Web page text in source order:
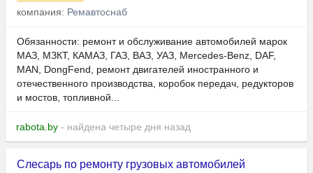
компания: Ремавтоснаб
Обязанности: ремонт и обслуживание автомобилей марок
МАЗ, МЗКТ, КАМАЗ, ГАЗ, ВАЗ, УАЗ, Mercedes-Benz, DAF,
MAN, DongFend, ремонт двигателей иностранного и
отечественного производства, коробок передач, редукторов
и мостов, топливной...
rabota.by - найдена четыре дня назад
Слесарь по ремонту грузовых автомобилей